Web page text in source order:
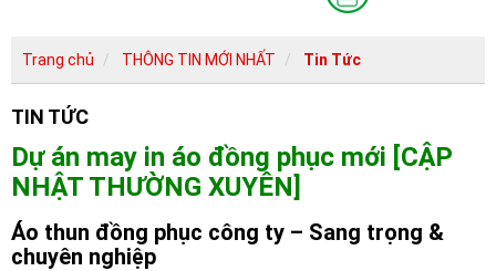
Trang chủ THÔNG TIN MỚI NHẤT Tin Tức
TIN TỨC
Dự án may in áo đồng phục mới [CẬP
NHẬT THƯỜNG XUYÊN]
Áo thun đồng phục công ty – Sang trọng &
chuyên nghiệp